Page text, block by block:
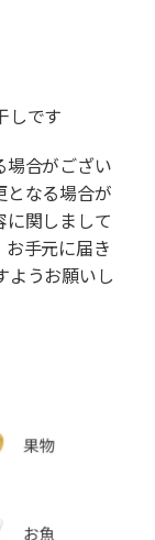
しです
場合がござい
となる場合が
に関しまして
お手元に届き
ようお願いし